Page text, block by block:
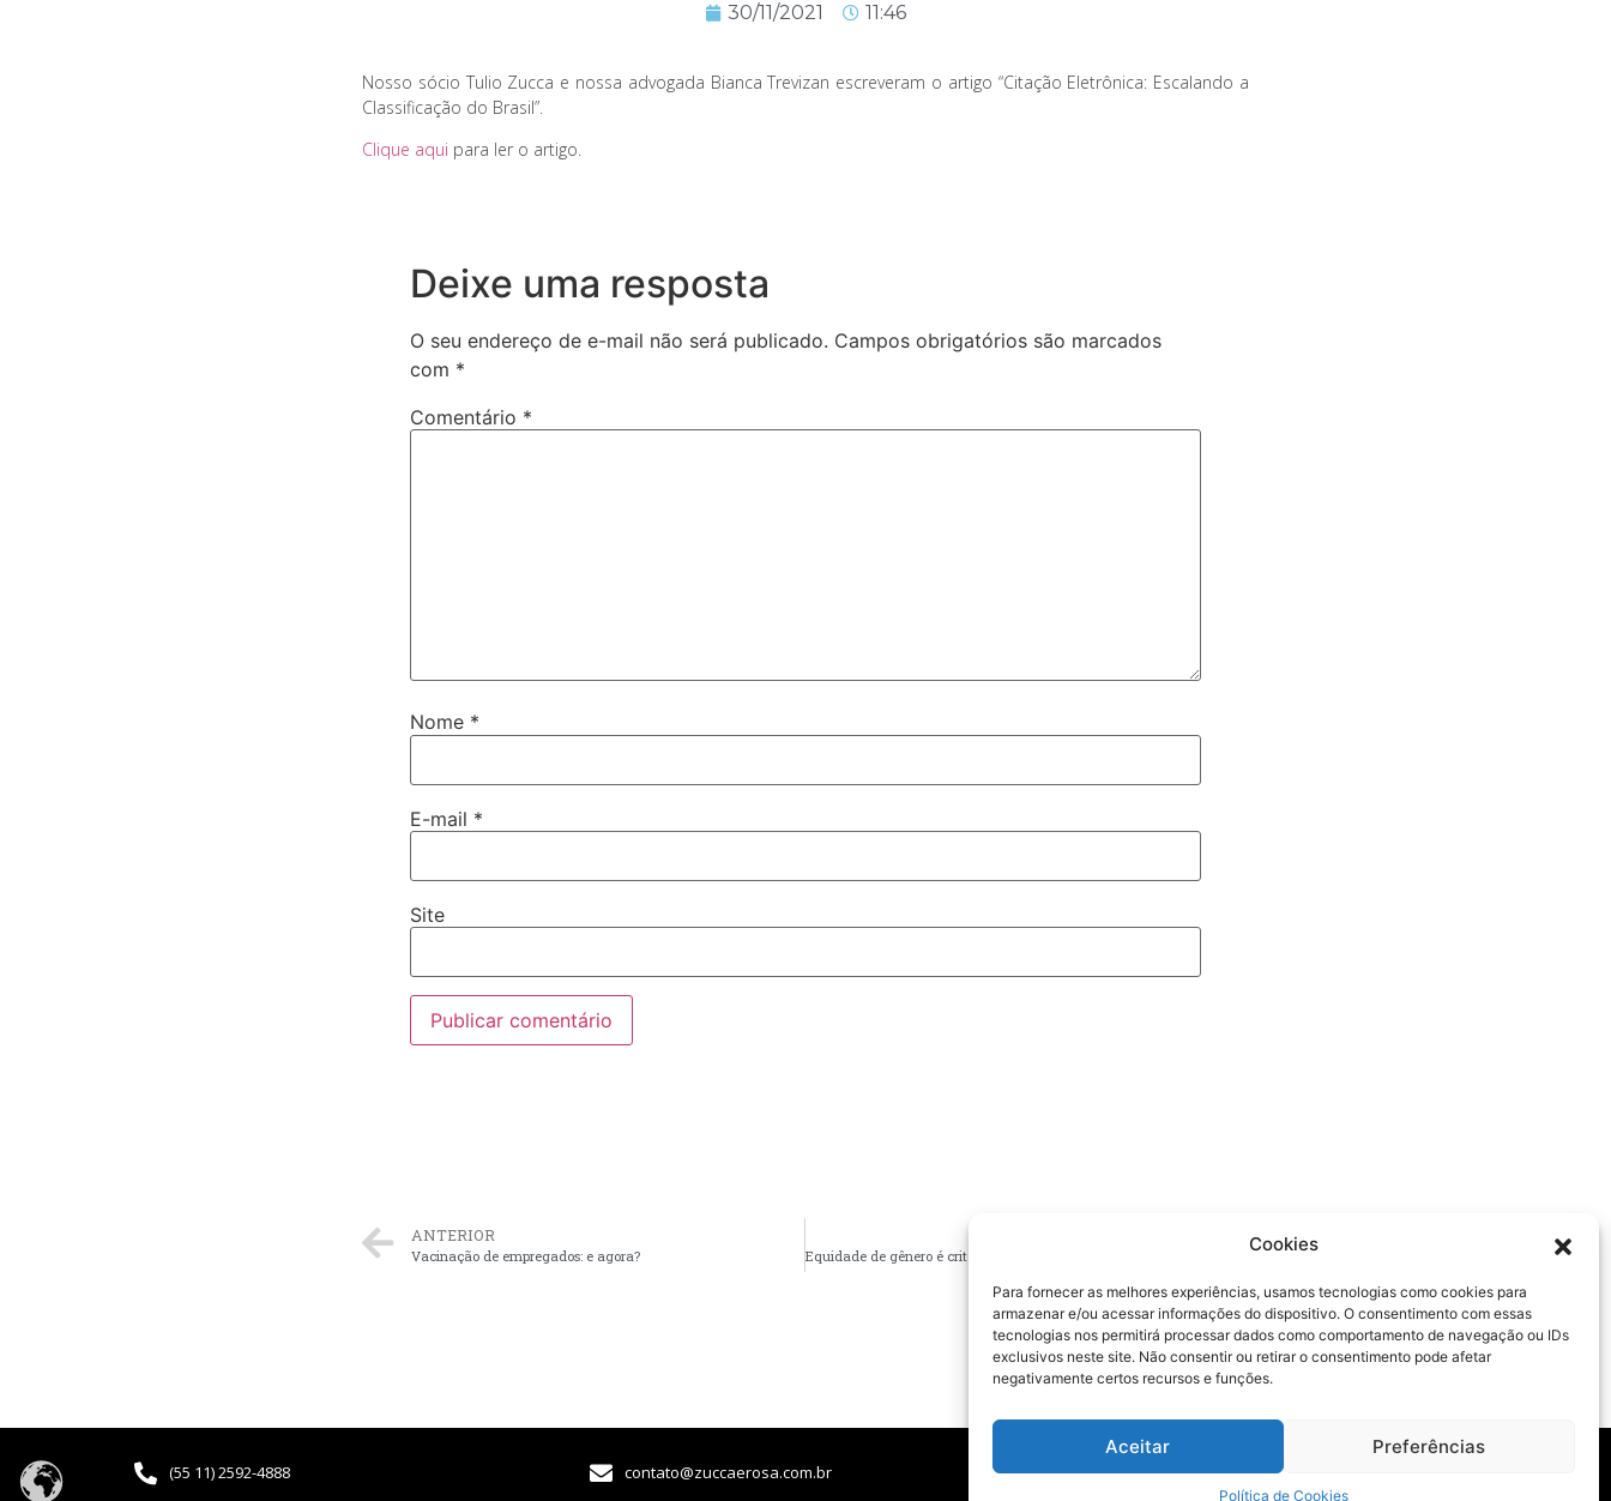
Cookies
Para fornecer as melhores experiências, usamos tecnologias como cookies para
armazenar e/ou acessar informações do dispositivo. O consentimento com essas
tecnologias nos permitirá processar dados como comportamento de navegação ou IDs
exclusivos neste site. Não consentir ou retirar o consentimento pode afetar
negativamente certos recursos e funções.
Aceitar Preferências
Política de Cookies
30/11/2021 11:46
Nosso sócio Tulio Zucca e nossa advogada Bianca Trevizan escreveram o artigo “Citação Eletrônica: Escalando a
Classificação do Brasil”.
Clique aqui para ler o artigo.
Deixe uma resposta
O seu endereço de e-mail não será publicado. Campos obrigatórios são marcados
com *
Comentário *
Nome *
E-mail *
Site
ANTERIOR
Vacinação de empregados: e agora?
(55 11) 2592-4888 contato@zuccaerosa.com.br​ Avenida Cidade Jardim, 427, Itaim Bibi, São Paulo – SP​​